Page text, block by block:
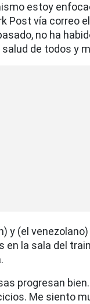
estoy
Post vía correo
no ha
de todos y
y (el
en la sala del
progresan
Me siento